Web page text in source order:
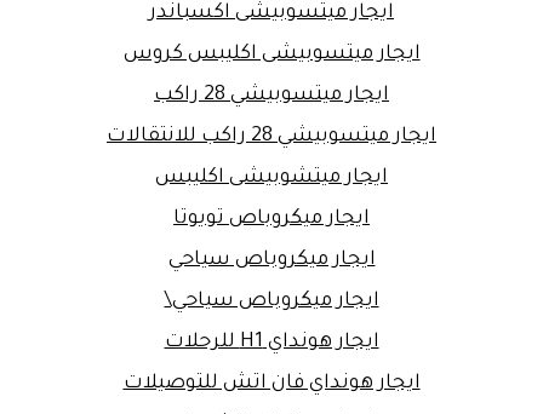
ايجار ميتسوبيشى اكسباندر
ايجار ميتسوبيشى اكليبس كروس
ايجار ميتسوبيشي 28 راكب
ايجار ميتسوبيشي 28 راكب للانتقالات
ايجار ميتشوبيشى اكليبس
ايجار ميكروباص تويوتا
ايجار ميكروباص سياحي
ايجار ميكروباص سياحي\
ايجار هونداي H1 للرحلات
ايجار هونداي فان اتش للتوصيلات